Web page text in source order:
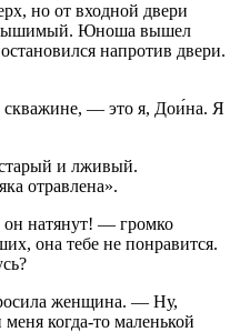
но от входной двери
Юноша вышел
напротив двери.
— это я, Дои́на. Я
и лживый.
отравлена».
натянут! — громко
она тебе не понравится.
женщина. — Ну,
когда-то маленькой